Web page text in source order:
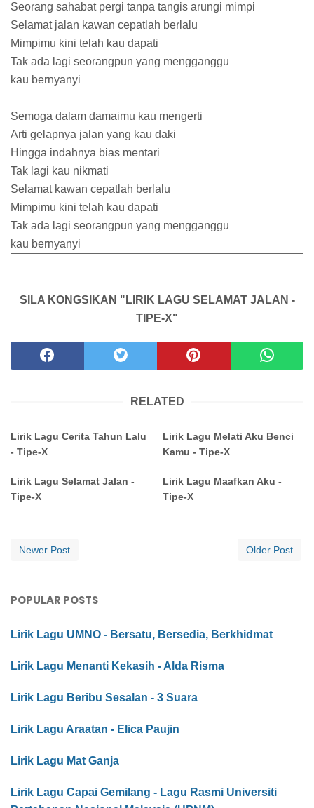
Seorang sahabat pergi tanpa tangis arungi mimpi
Selamat jalan kawan cepatlah berlalu
Mimpimu kini telah kau dapati
Tak ada lagi seorangpun yang mengganggu
kau bernyanyi
Semoga dalam damaimu kau mengerti
Arti gelapnya jalan yang kau daki
Hingga indahnya bias mentari
Tak lagi kau nikmati
Selamat kawan cepatlah berlalu
Mimpimu kini telah kau dapati
Tak ada lagi seorangpun yang mengganggu
kau bernyanyi
SILA KONGSIKAN "LIRIK LAGU SELAMAT JALAN -
TIPE-X"
RELATED
Lirik Lagu Cerita Tahun Lalu
- Tipe-X
Lirik Lagu Melati Aku Benci
Kamu - Tipe-X
Lirik Lagu Selamat Jalan -
Tipe-X
Lirik Lagu Maafkan Aku -
Tipe-X
Newer Post Older Post
POPULAR POSTS
Lirik Lagu UMNO - Bersatu, Bersedia, Berkhidmat
Lirik Lagu Menanti Kekasih - Alda Risma
Lirik Lagu Beribu Sesalan - 3 Suara
Lirik Lagu Araatan - Elica Paujin
Lirik Lagu Mat Ganja
Lirik Lagu Capai Gemilang - Lagu Rasmi Universiti